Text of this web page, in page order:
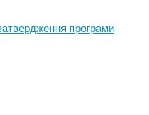
програми